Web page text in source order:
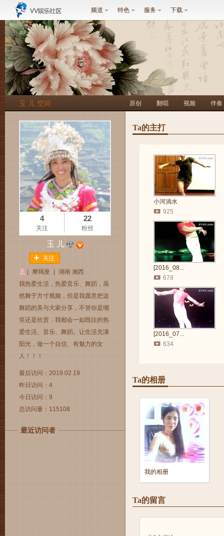
频道 特色 服务 下载
玉 儿 空间 原创 翻唱 视频 伴奏
4
关注
22
粉丝
玉 儿
关注
摩羯座
湖南 湘西
我热爱生活，热爱音乐、舞蹈，虽
然舞于方寸视频，但是我愿意把这
舞蹈的美与大家分享，不管你是嘲
笑还是欣赏，我都会一如既往的热
爱生活、音乐、舞蹈。让生活充满
阳光，做一个自信、有魅力的女
人！！！
最后访问：2019.02.19
昨日访问：4
今日访问：9
总访问量：115108
最近访问者
Ta的主打
小河淌水
925
[2016_08...
678
[2016_07...
634
Ta的相册
我的相册
Ta的留言